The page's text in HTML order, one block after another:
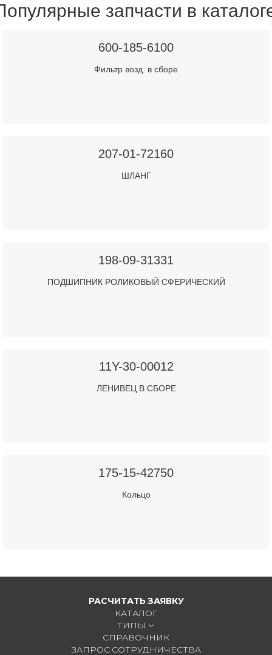
запчасти в
600-185-6100
Фильтр возд. в сборе
207-01-72160
ШЛАНГ
198-09-31331
ПОДШИПНИК РОЛИКОВЫЙ СФЕРИЧЕСКИЙ
11Y-30-00012
ЛЕНИВЕЦ В СБОРЕ
175-15-42750
Кольцо
РАСЧИТАТЬ ЗАЯВКУ
КАТАЛОГ
ТИПЫ
СПРАВОЧНИК
ЗАПРОС СОТРУДНИЧЕСТВА